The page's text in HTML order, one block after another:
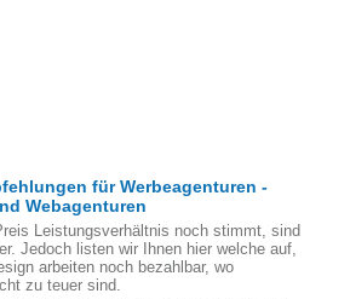
für Werbeagenturen -
Webagenturen
Leistungsverhältnis noch stimmt, sind
Jedoch listen wir Ihnen hier welche auf,
arbeiten noch bezahlbar, wo
zu teuer sind.